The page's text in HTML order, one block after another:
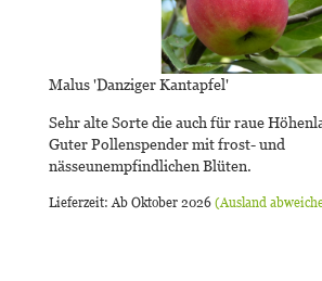
Malus 'Danziger Kantapfel'
Sehr alte Sorte die auch für raue
Guter Pollenspender mit frost- und
nässeunempfindlichen Blüten.
Lieferzeit: Ab Oktober 2026 (Ausland